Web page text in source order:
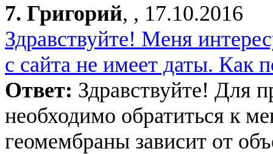
7. Григорий, , 17.10.2016
Здравствуйте! Меня
с сайта не имеет даты. Как
Ответ: Здравствуйте! Для
необходимо обратиться к
геомембраны зависит от